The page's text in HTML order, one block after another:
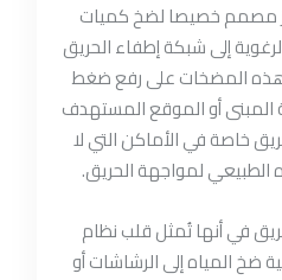
مصمم خصيصا لضخ كميات
إلى شبكة إطفاء الحريق
المضخات على رفع ضغط
المبنى أو الموقع المستهدف
خاصة في الأماكن التي لا
لمواجهة الحريق.
في أنها تُمثل قلب نظام
ضخ المياه إلى الرشاشات أو